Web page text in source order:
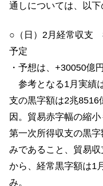
通しについては、以下
○（日）2月経常収支
予定
・予想は、+30050億円
参考となる1月実績
支の黒字額は2兆8516
因。貿易赤字幅の縮
第一次所得収支の黒
みであること、貿易
から、経常黒字額は1
み。